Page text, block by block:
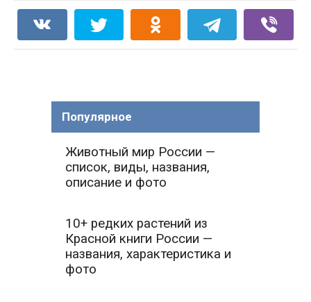
Популярное
Животный мир России —
список, виды, названия,
описание и фото
10+ редких растений из
Красной книги России —
названия, характеристика и
фото